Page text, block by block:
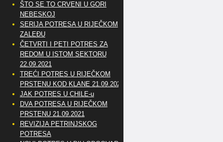
ŠTO SE TO CRVENI U GORI
NEBESKOJ
SERIJA POTRESA U RIJEČKOM
ZALEĐU
ČETVRTI I PETI POTRES ZA
REDOM U ISTOM SEKTORU
22.09.2021
TREĆI POTRES U RIJEČKOM
PRSTENU KOD KLANE 21.09.2021
JAK POTRES U CHILE-u
DVA POTRESA U RIJEČKOM
PRSTENU 21.09.2021
REVIZIJA PETRINJSKOG
POTRESA